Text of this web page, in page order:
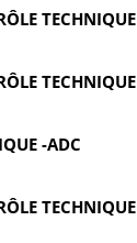
TECHNIQUE
TECHNIQUE
-ADC
TECHNIQUE